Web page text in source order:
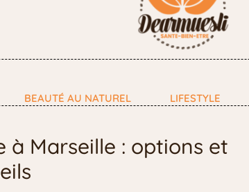
BEAUTÉ AU NATUREL LIFESTYLE
Marseille : options et